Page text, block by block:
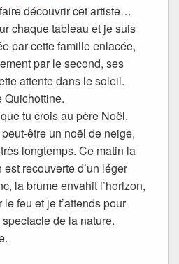
découvrir cet artiste…
chaque tableau et je suis
par cette famille enlacée,
par le second, ses
attente dans le soleil.
Quichottine.
tu crois au père Noël.
être un noël de neige,
longtemps. Ce matin la
recouverte d’un léger
la brume envahit l’horizon,
feu et je t’attends pour
de la nature.